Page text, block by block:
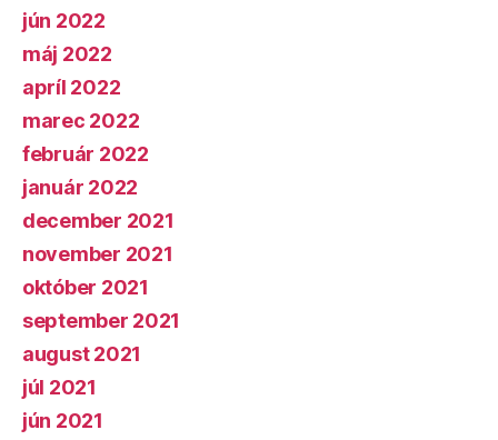
jún 2022
máj 2022
apríl 2022
marec 2022
február 2022
január 2022
december 2021
november 2021
október 2021
september 2021
august 2021
júl 2021
jún 2021